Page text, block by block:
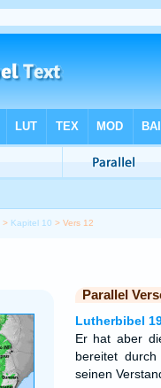
> Kapitel 10 > Vers 12
Parallel
Lutherbibel
Er hat aber
bereitet
seinen